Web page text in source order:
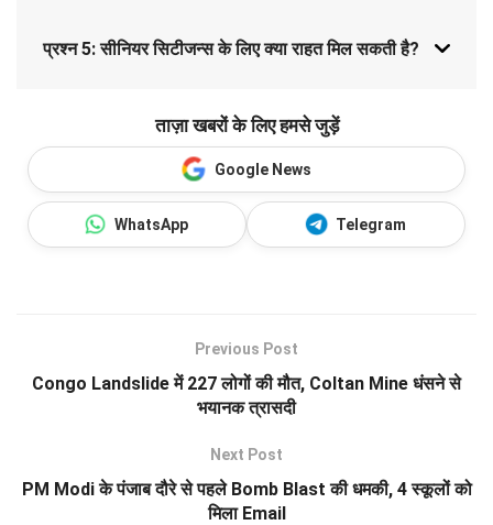
प्रश्न 5: सीनियर सिटीजन्स के लिए क्या राहत मिल सकती है?
ताज़ा खबरों के लिए हमसे जुड़ें
Google News
WhatsApp Telegram
Previous Post
Congo Landslide में 227 लोगों की मौत, Coltan Mine धंसने से
भयानक त्रासदी
Next Post
PM Modi के पंजाब दौरे से पहले Bomb Blast की धमकी, 4 स्कूलों को
मिला Email